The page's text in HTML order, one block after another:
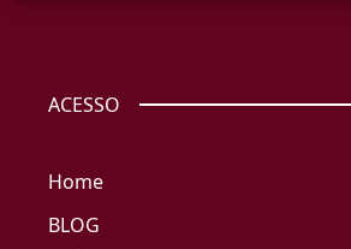
ACESSO
Home
BLOG